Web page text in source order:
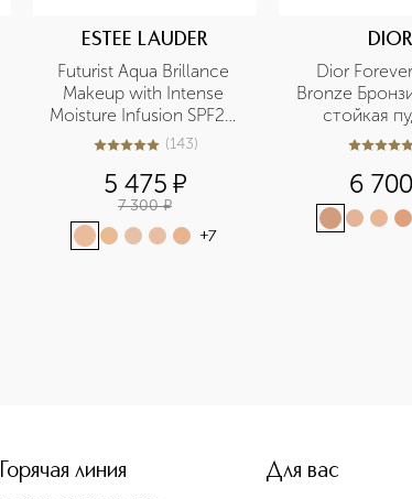
ESTEE LAUDER
Futurist Aqua Brillance
Makeup with Intense
Moisture Infusion SPF20
Тональный крем,
SPF20
5из 5143 (143)
5 475 ¤
7 300 ¤
+7
DIOR
Dior
Bronze
стойкая
5из 51
6 700
Горячая линия
Для вас